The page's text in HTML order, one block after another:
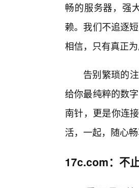
畅的服务器，强
赖。我们不追逐
相信，只有真正
告别繁琐的
给你最纯粹的数
南针，更是你连
活，一起，随心畅
17c.com：不